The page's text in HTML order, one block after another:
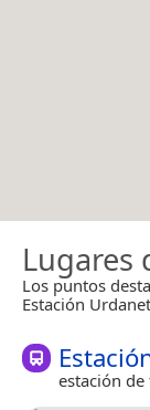
Lugares
Los puntos
Estación
estación